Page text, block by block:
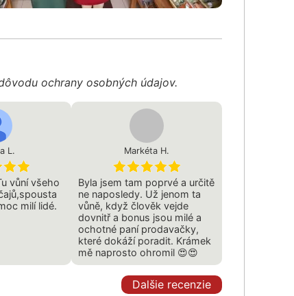
ochrany osobných údajov.
L.
vůní všeho
milí lidé.
Markéta H.
Byla jsem tam poprvé a určitě
ne naposledy. Už jenom ta
vůně, když člověk vejde
dovnitř a bonus jsou milé a
ochotné paní prodavačky,
které dokáží poradit. Krámek
mě naprosto ohromil 😍😍
Dalšie recenzie